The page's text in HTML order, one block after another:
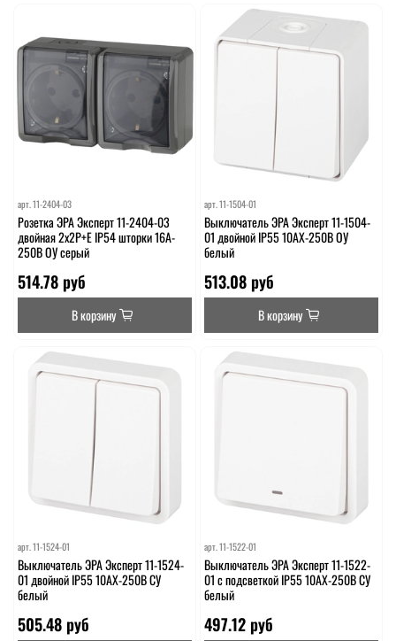
арт.11-2404-03
Розетка ЭРА Эксперт 11-2404-03
двойная 2х2P+E IP54 шторки 16A-
250В ОУ серый
514.78 руб
В корзину
арт. 11-1504-01
Выключатель ЭРА Эксперт 11-1504-
01 двойной IP55 10АХ-250В ОУ
белый
513.08 руб
В корзину
арт.11-1524-01
Выключатель ЭРА Эксперт 11-1524-
01 двойной IP55 10АХ-250В СУ
белый
505.48 руб
арт. 11-1522-01
Выключатель ЭРА Эксперт 11-1522-
01 с подсветкой IP55 10АХ-250В СУ
белый
497.12 руб